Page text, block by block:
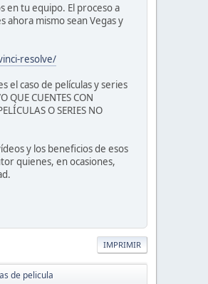
en tu equipo. El proceso a
mismo sean Vegas y
resolve/
caso de películas y series
CUENTES CON
O SERIES NO
y los beneficios de esos
quienes, en ocasiones,
IMPRIMIR
de pelicula